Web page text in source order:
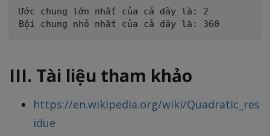
1
1
0,
4,
6
Ước chung lớn nhất của cả dãy là: 2
III. Tài liệu tham khảo
https://en.wikipedia.org/wiki/Quadratic_res
idue